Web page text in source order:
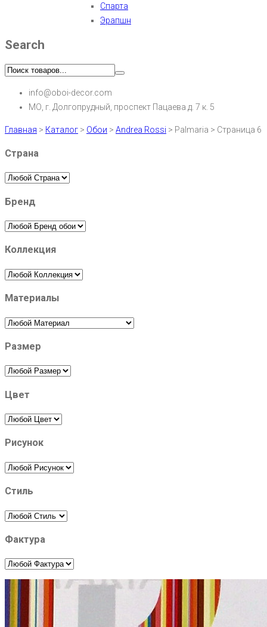
Спарта
Эрапшн
Search
info@oboi-decor.com
МО, г. Долгопрудный, проспект Пацаева д. 7 к. 5
Главная > Каталог > Обои > Andrea Rossi > Palmaria > Страница 6
Страна
Бренд
Коллекция
Материалы
Размер
Цвет
Рисунок
Стиль
Фактура